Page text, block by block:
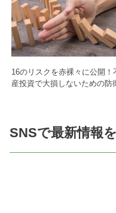
16のリスクを赤裸々に公開！
産投資で大損しないための防
SNSで最新情報